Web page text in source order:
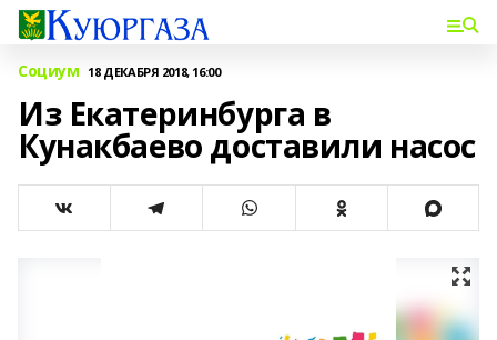
Социум 18 ДЕКАБРЯ 2018, 16:00
Из Екатеринбурга в
Кунакбаево доставили насос